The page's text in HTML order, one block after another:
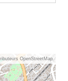
OpenStreetMap